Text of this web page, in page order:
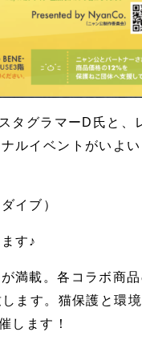
タグラマーD氏と、
ルイベントがいよ
イブ）
す♪
満載。各コラボ商
ます。猫保護と環
します！